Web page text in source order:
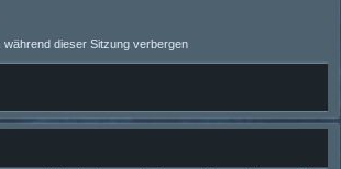
während dieser Sitzung verbergen